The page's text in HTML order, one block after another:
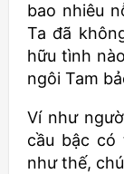
bao nhiêu
Ta đã
hữu tình
ngôi Tam
Ví như
cầu bậc có
như thế,